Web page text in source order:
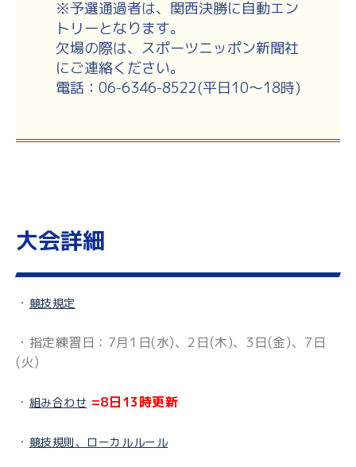
※予選通過者は、関西決勝に自動エン
トリーとなります。
欠場の際は、スポーツニッポン新聞社
にご連絡ください。
電話：06-6346-8522(平日10～18時)
大会詳細
・ 競技規定
・指定練習日：7月1日(水)、2日(木)、3日(金)、7日
(火)
・ 組み合わせ =8日13時更新
・ 競技規則、ローカルルール